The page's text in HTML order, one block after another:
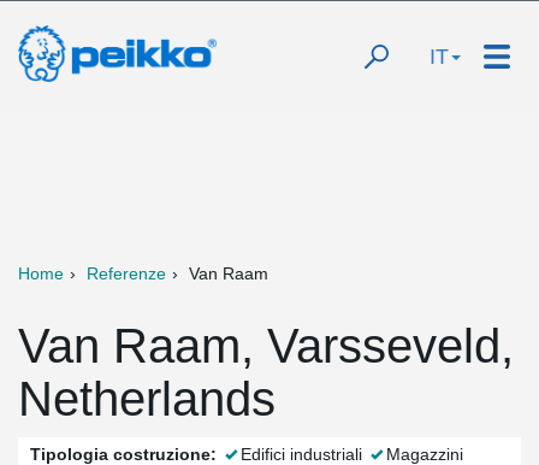
IT
Home Referenze Van Raam
Van Raam, Varsseveld,
Netherlands
Tipologia costruzione: Edifici industriali
Magazzini